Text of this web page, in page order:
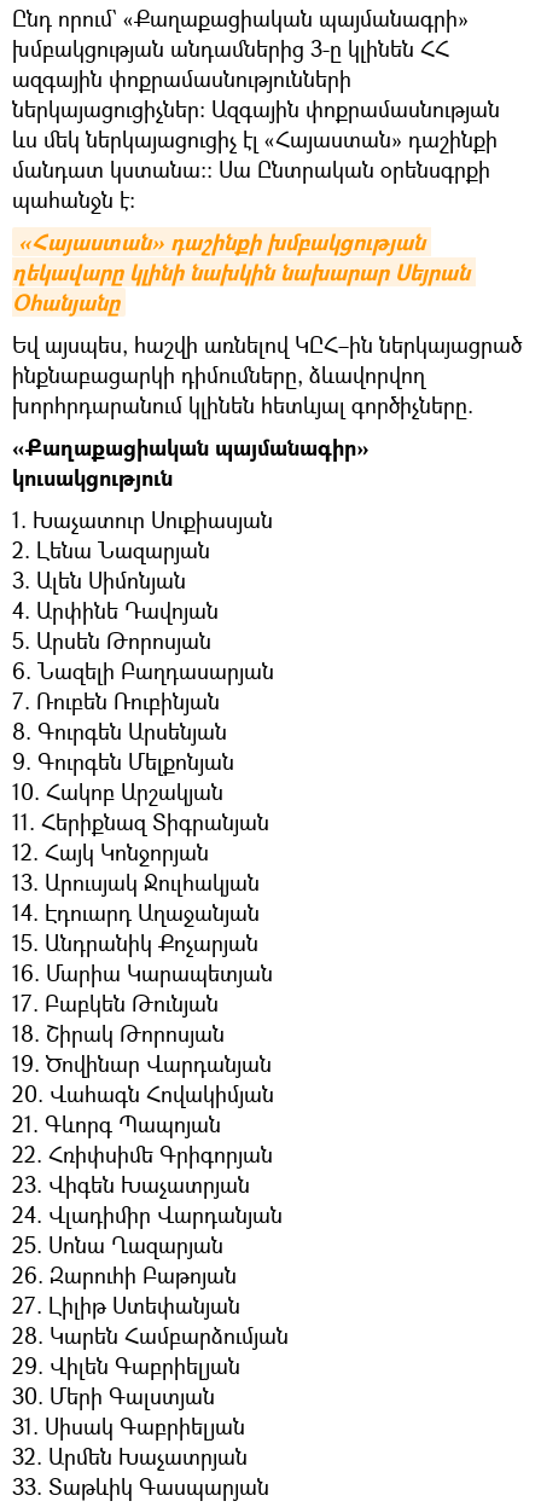
Ընդ որում` «Քաղաքացիական պայմանագրի»
խմբակցության անդամներից 3-ը կլինեն ՀՀ
ազգային փոքրամասնությունների
ներկայացուցիչներ։ Ազգային փոքրամասնության
ևս մեկ ներկայացուցիչ էլ «Հայաստան» դաշինքի
մանդատ կստանա։։ Սա Ընտրական օրենսգրքի
պահանջն է։
«Հայաստան» դաշինքի խմբակցության
ղեկավարը կլինի նախկին նախարար Սեյրան
Օհանյանը
Եվ այսպես, հաշվի առնելով ԿԸՀ–ին ներկայացրած
ինքնաբացարկի դիմումները, ձևավորվող
խորհրդարանում կլինեն հետևյալ գործիչները.
«Քաղաքացիական պայմանագիր»
կուսակցություն
1. Խաչատուր Սուքիասյան
2. Լենա Նազարյան
3. Ալեն Սիմոնյան
4. Արփինե Դավոյան
5. Արսեն Թորոսյան
6. Նազելի Բաղդասարյան
7. Ռուբեն Ռուբինյան
8. Գուրգեն Արսենյան
9. Գուրգեն Մելքոնյան
10. Հակոբ Արշակյան
11. Հերիքնազ Տիգրանյան
12. Հայկ Կոնջորյան
13. Արուսյակ Ջուլհակյան
14. Էդուարդ Աղաջանյան
15. Անդրանիկ Քոչարյան
16. Մարիա Կարապետյան
17. Բաբկեն Թունյան
18. Շիրակ Թորոսյան
19. Ծովինար Վարդանյան
20. Վահագն Հովակիմյան
21. Գևորգ Պապոյան
22. Հռիփսիմե Գրիգորյան
23. Վիգեն Խաչատրյան
24. Վլադիմիր Վարդանյան
25. Սոնա Ղազարյան
26. Զարուհի Բաթոյան
27. Լիլիթ Ստեփանյան
28. Կարեն Համբարձումյան
29. Վիլեն Գաբրիելյան
30. Մերի Գալստյան
31. Սիսակ Գաբրիելյան
32. Արմեն Խաչատրյան
33. Տաթևիկ Գասպարյան